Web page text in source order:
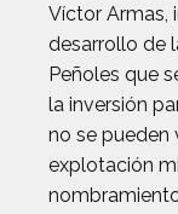
Víctor Armas,
desarrollo de
Peñoles que
la inversión
no se pueden
explotación